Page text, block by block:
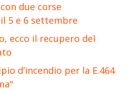
due corse
5 e 6 settembre
ecco il recupero del
d’incendio per la E.464